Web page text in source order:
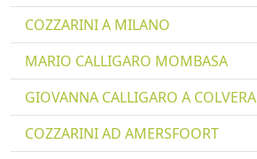
COZZARINI A MILANO
MARIO CALLIGARO MOMBASA
GIOVANNA CALLIGARO A COLVERA
COZZARINI AD AMERSFOORT